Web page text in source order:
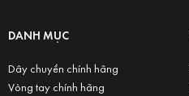
DANH MỤC
Dây chuyền chính hãng
Vòng tay chính hãng